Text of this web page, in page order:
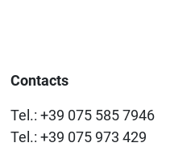
Contacts
Tel.: +39 075 585 7946
Tel.: +39 075 973 429